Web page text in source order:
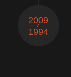
2009
1994